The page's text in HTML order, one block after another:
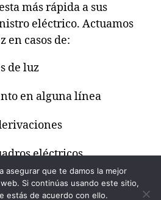
más rápida a sus
eléctrico. Actuamos
en casos de:
de luz
en alguna línea
eléctricos
asegurar que te damos la mejor
Si continúas usando este sitio,
estás de acuerdo con ello.